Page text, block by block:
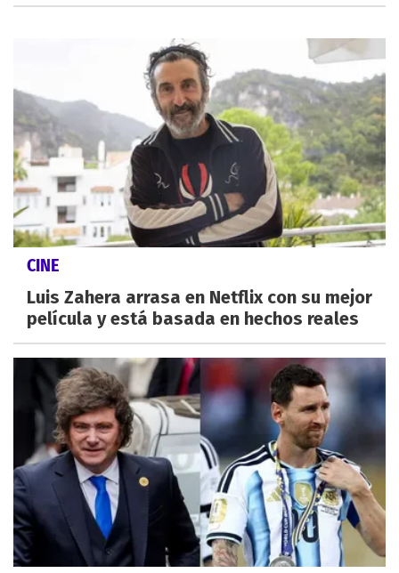
CINE
Luis Zahera arrasa en Netflix con su mejor
película y está basada en hechos reales